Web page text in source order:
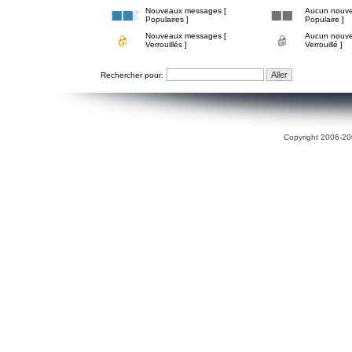
Nouveaux messages [
Populaires ]
Aucun
Populaire ]
Nouveaux messages [
Verrouillés ]
Aucun
Verrouillé ]
Rechercher pour:
Copyright 2006-